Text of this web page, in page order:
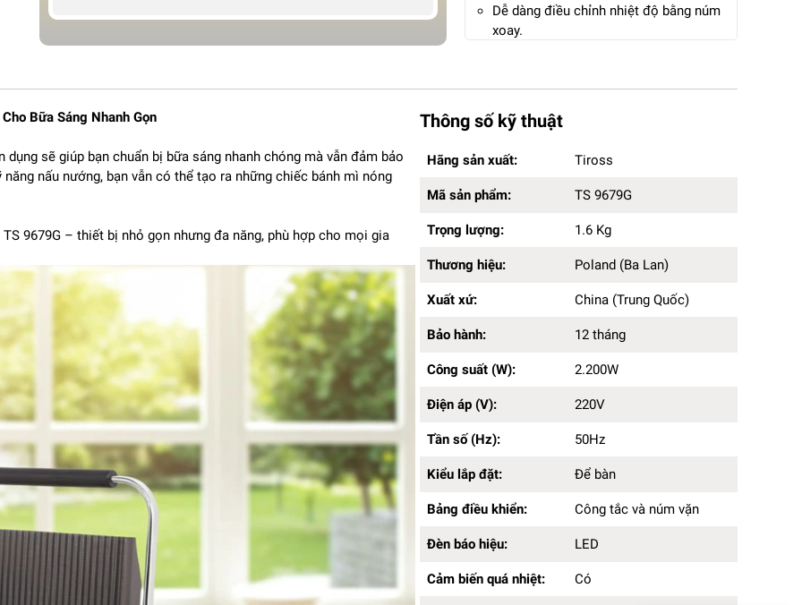
Dễ dàng điều chỉnh nhiệt độ bằng núm
xoay.
Bữa Sáng Nhanh Gọn
dụng sẽ giúp bạn chuẩn bị bữa sáng nhanh chóng mà vẫn đảm bảo
nấu nướng, bạn vẫn có thể tạo ra những chiếc bánh mì nóng
9679G – thiết bị nhỏ gọn nhưng đa năng, phù hợp cho mọi gia
Hãng sản xuất:Tiross
Mã sản phẩm:
Trọng lượng:1.6 Kg
Xuất xứ:China (Trung Quốc)
Công suất (W):
Điện áp (V):
Tần số (Hz):
Kiểu lắp đặt:
Đèn báo hiệu:LED
Màu sắc:Đen bạc
Chất liệu lòng nồi:
Nhiệt độ cao nhất (C):
300 độ C
Nhiệt độ thấp nhất (C):
0 °C
Thông số kỹ thuật
Hãng sản xuất: Tiross
Mã sản phẩm: TS 9679G
Trọng lượng: 1.6 Kg
Thương hiệu: Poland (Ba Lan)
Xuất xứ: China (Trung Quốc)
Bảo hành: 12 tháng
Công suất (W): 2.200W
Điện áp (V): 220V
Tần số (Hz): 50Hz
Kiểu lắp đặt: Để bàn
Bảng điều khiển: Công tắc và núm vặn
Đèn báo hiệu: LED
Cảm biến quá nhiệt: Có